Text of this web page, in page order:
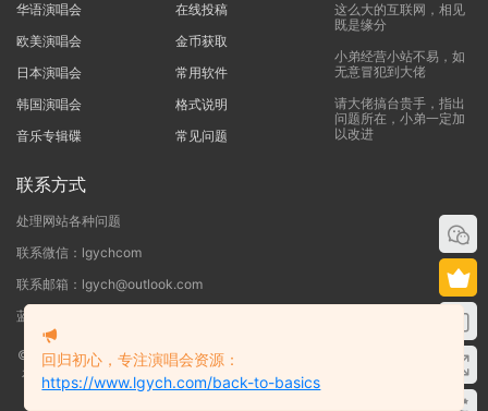
华语演唱会
欧美演唱会
日本演唱会
韩国演唱会
音乐专辑碟
在线投稿
金币获取
常用软件
格式说明
常见问题
这么大的互联网，相见
既是缘分
小弟经营小站不易，如
无意冒犯到大佬
请大佬搞台贵手，指出
问题所在，小弟一定加
以改进
联系方式
处理网站各种问题
联系微信：lgychcom
联系邮箱：lgych@outlook.com
蓝光演唱会网 - 专注于ISO和BDMV蓝光演唱会下载服务
©2019-2026 蓝光演唱会本站资源来源于网络用户网盘投稿，本站服务器不储
存任何演唱会资源，版权归原作者所有，若侵犯了您的合法权益，请联系我们
删除！
回归初心，专注演唱会资源：
https://www.lgych.com/back-to-basics